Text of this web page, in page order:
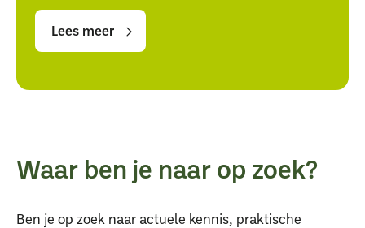
meer
meer
Lees meer
Waar ben je naar op zoek?
Ben je op zoek naar actuele kennis, praktische